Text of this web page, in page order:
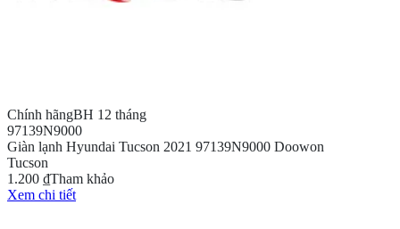
Chính hãngBH 12 tháng
97139N9000
Giàn lạnh Hyundai Tucson 2021 97139N9000 Doowon
Tucson
1.200 ₫Tham khảo
Xem chi tiết